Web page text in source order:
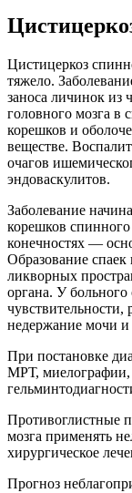
Цистицеркоз
тяжело.
заноса личинок из
головного мозга в
корешков и
веществе.
очагов
эндоваскулитов.
Заболевание
корешков
конечностях —
Образование
ликворных
органа. У больного
чувствительности,
недержание мочи и
При постановке
МРТ, миелографии,
Противоглистные
мозга применять
хирургическое
Прогноз